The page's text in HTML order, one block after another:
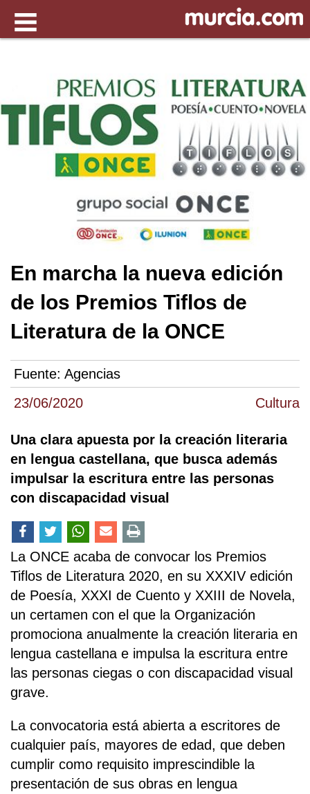
23/06/2020 Cultura
En marcha la nueva edición
de los Premios Tiflos de
Literatura de la ONCE
Fuente: Agencias
Una clara apuesta por la creación literaria
en lengua castellana, que busca además
impulsar la escritura entre las personas
con discapacidad visual
La ONCE acaba de convocar los Premios
Tiflos de Literatura 2020, en su XXXIV edición
de Poesía, XXXI de Cuento y XXIII de Novela,
un certamen con el que la Organización
promociona anualmente la creación literaria en
lengua castellana e impulsa la escritura entre
las personas ciegas o con discapacidad visual
grave.
La convocatoria está abierta a escritores de
cualquier país, mayores de edad, que deben
cumplir como requisito imprescindible la
presentación de sus obras en lengua